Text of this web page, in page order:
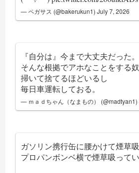
— ペガサス (@bakerukun1)July 7, 2026
『自分は』今まで大丈夫だった。
そんな根拠でアホなことをする
掃いて捨てるほどいるし
毎日車運転しておる。
— ｍａｄちゃん（なまもの） (@madtyan1)
ガソリン携行缶に腰かけて煙草
プロパンボンベ横で煙草吸って